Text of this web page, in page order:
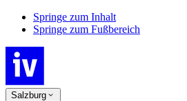
Springe zum Inhalt
Springe zum Fußbereich
Salzburg